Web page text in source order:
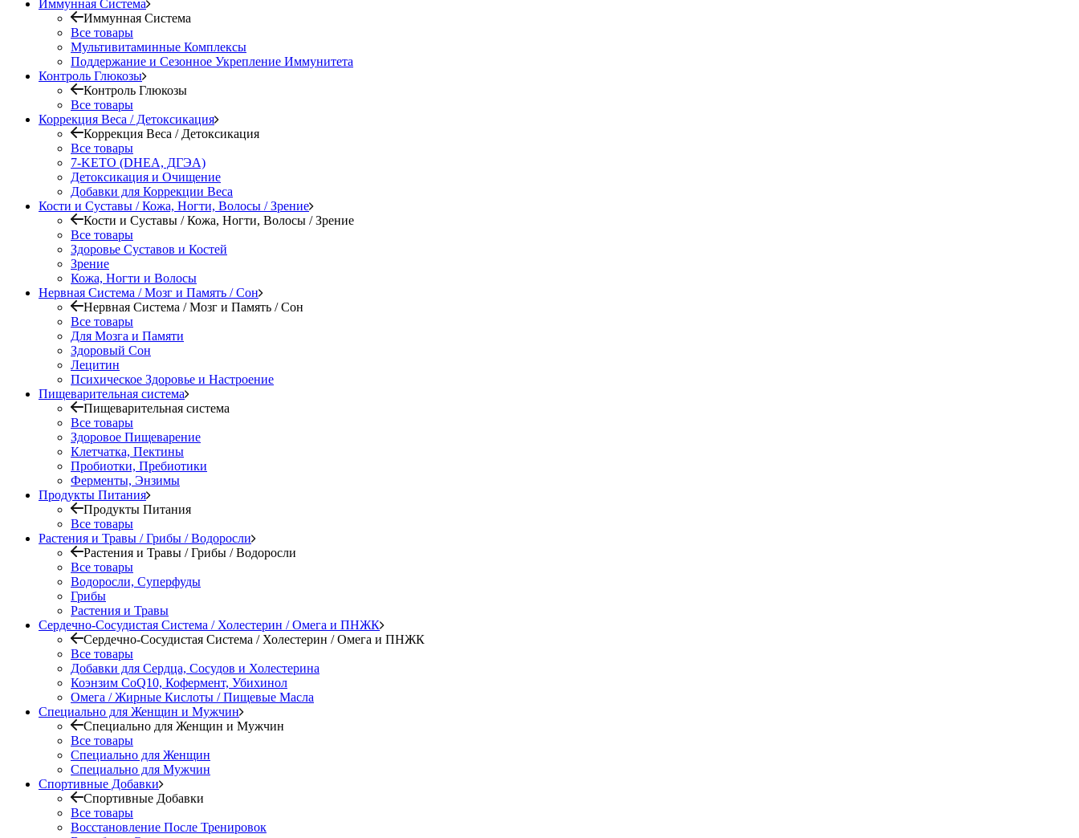
Иммунная Система
Иммунная Система
Все товары
Мультивитаминные Комплексы
Поддержание и Сезонное Укрепление Иммунитета
Контроль Глюкозы
Контроль Глюкозы
Все товары
Коррекция Веса / Детоксикация
Коррекция Веса / Детоксикация
Все товары
7-KETO (DHEA, ДГЭА)
Детоксикация и Очищение
Добавки для Коррекции Веса
Кости и Суставы / Кожа, Ногти, Волосы / Зрение
Кости и Суставы / Кожа, Ногти, Волосы / Зрение
Все товары
Здоровье Суставов и Костей
Зрение
Кожа, Ногти и Волосы
Нервная Система / Мозг и Память / Сон
Нервная Система / Мозг и Память / Сон
Все товары
Для Мозга и Памяти
Здоровый Сон
Лецитин
Психическое Здоровье и Настроение
Пищеварительная система
Пищеварительная система
Все товары
Здоровое Пищеварение
Клетчатка, Пектины
Пробиотки, Пребиотики
Ферменты, Энзимы
Продукты Питания
Продукты Питания
Все товары
Растения и Травы / Грибы / Водоросли
Растения и Травы / Грибы / Водоросли
Все товары
Водоросли, Суперфуды
Грибы
Растения и Травы
Сердечно-Сосудистая Система / Холестерин / Омега и ПНЖК
Сердечно-Сосудистая Система / Холестерин / Омега и ПНЖК
Все товары
Добавки для Сердца, Сосудов и Холестерина
Коэнзим CoQ10, Кофермент, Убихинол
Омега / Жирные Кислоты / Пищевые Масла
Специально для Женщин и Мужчин
Специально для Женщин и Мужчин
Все товары
Специально для Женщин
Специально для Мужчин
Спортивные Добавки
Спортивные Добавки
Все товары
Восстановление После Тренировок